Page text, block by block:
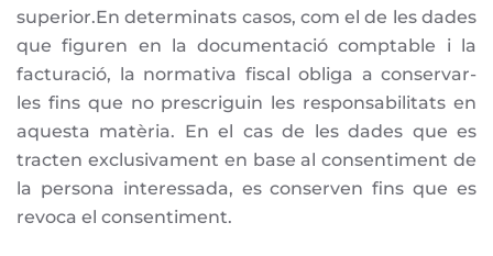
superior.En determinats casos, com el de les dades
que figuren en la documentació comptable i la
facturació, la normativa fiscal obliga a conservar-
les fins que no prescriguin les responsabilitats en
aquesta matèria. En el cas de les dades que es
tracten exclusivament en base al consentiment de
la persona interessada, es conserven fins que es
revoca el consentiment.